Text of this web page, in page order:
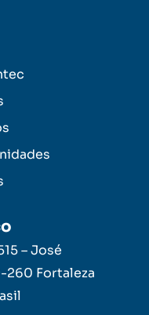
– José
Fortaleza